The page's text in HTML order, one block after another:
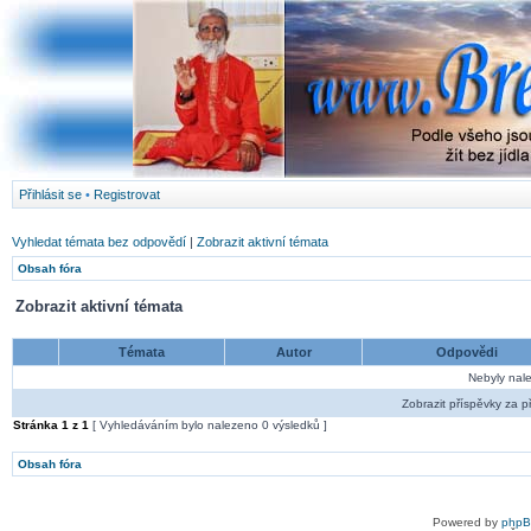
Přihlásit se • Registrovat
Vyhledat témata bez odpovědí | Zobrazit aktivní témata
Obsah fóra
Zobrazit aktivní témata
Témata Autor Odpovědi
Nebyly
Zobrazit příspěvky za
Stránka 1 z 1 [ Vyhledáváním bylo nalezeno 0 výsledků ]
Obsah fóra
Powered by